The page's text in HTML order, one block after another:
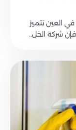
العين تتميز
فإن شركة الخل..